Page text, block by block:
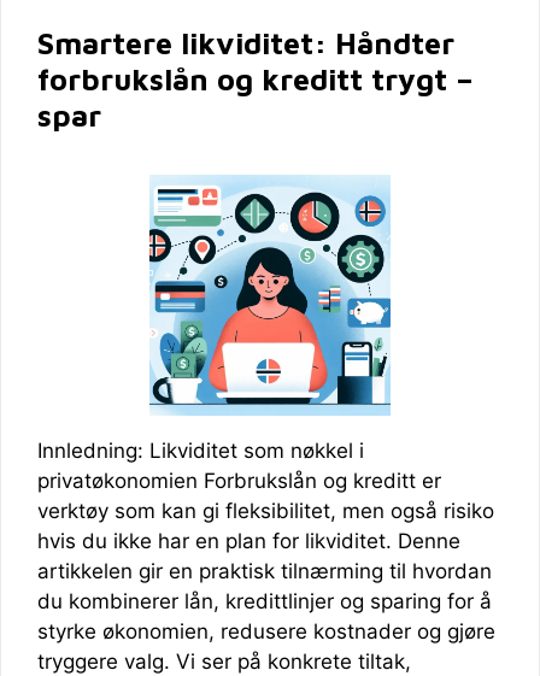
Smartere likviditet: Håndter
forbrukslån og kreditt trygt –
spar
Innledning: Likviditet som nøkkel i
privatøkonomien Forbrukslån og kreditt er
verktøy som kan gi fleksibilitet, men også risiko
hvis du ikke har en plan for likviditet. Denne
artikkelen gir en praktisk tilnærming til hvordan
du kombinerer lån, kredittlinjer og sparing for å
styrke økonomien, redusere kostnader og gjøre
tryggere valg. Vi ser på konkrete tiltak,